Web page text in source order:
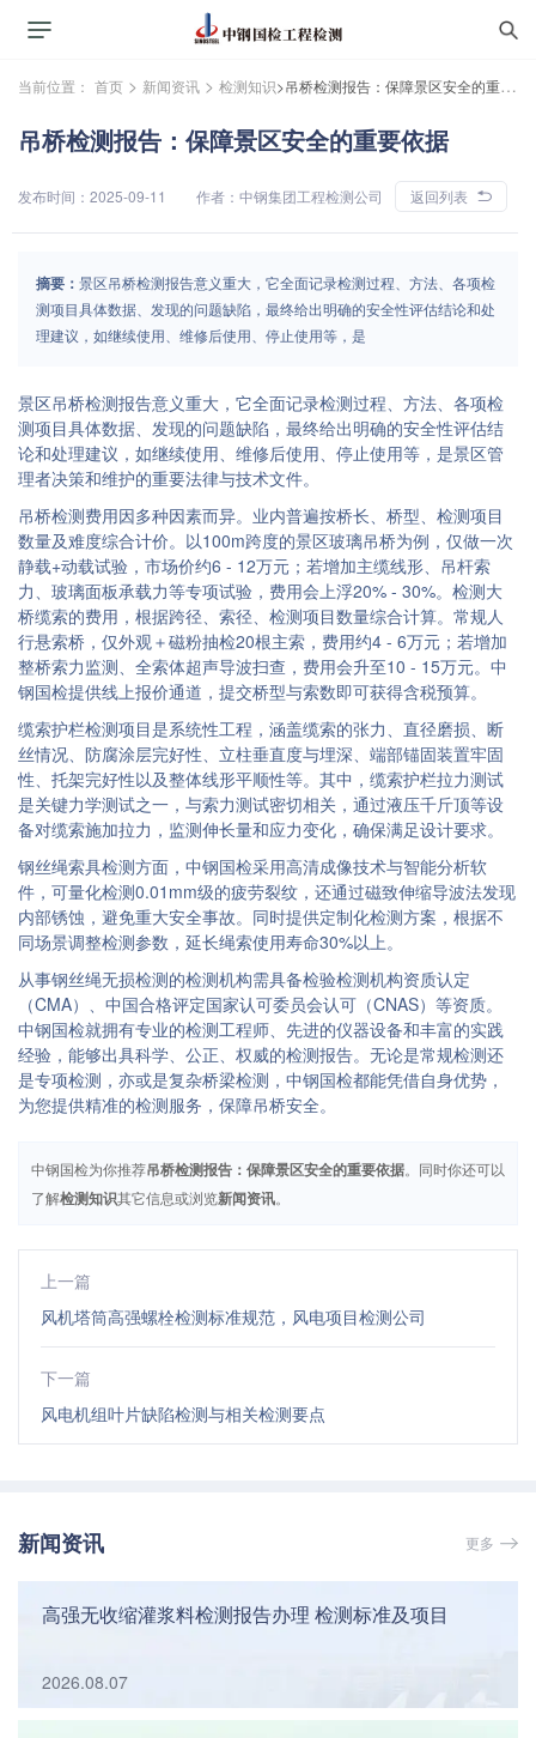
当前位置： 首页 > 新闻资讯 > 检测知识>吊桥检测报告：保障景区安全的重要依据
吊桥检测报告：保障景区安全的重要依据
发布时间：2025-09-11 作者：中钢集团工程检测公司 返回列表
摘要： 景区吊桥检测报告意义重大，它全面记录检测过程、方法、各项检
测项目具体数据、发现的问题缺陷，最终给出明确的安全性评估结论和处
理建议，如继续使用、维修后使用、停止使用等，是
景区吊桥检测报告意义重大，它全面记录检测过程、方法、各项检
测项目具体数据、发现的问题缺陷，最终给出明确的安全性评估结
论和处理建议，如继续使用、维修后使用、停止使用等，是景区管
理者决策和维护的重要法律与技术文件。
吊桥检测费用因多种因素而异。业内普遍按桥长、桥型、检测项目
数量及难度综合计价。以100m跨度的景区玻璃吊桥为例，仅做一次
静载+动载试验，市场价约6 - 12万元；若增加主缆线形、吊杆索
力、玻璃面板承载力等专项试验，费用会上浮20% - 30%。检测大
桥缆索的费用，根据跨径、索径、检测项目数量综合计算。常规人
行悬索桥，仅外观＋磁粉抽检20根主索，费用约4 - 6万元；若增加
整桥索力监测、全索体超声导波扫查，费用会升至10 - 15万元。中
钢国检提供线上报价通道，提交桥型与索数即可获得含税预算。
缆索护栏检测项目是系统性工程，涵盖缆索的张力、直径磨损、断
丝情况、防腐涂层完好性、立柱垂直度与埋深、端部锚固装置牢固
性、托架完好性以及整体线形平顺性等。其中，缆索护栏拉力测试
是关键力学测试之一，与索力测试密切相关，通过液压千斤顶等设
备对缆索施加拉力，监测伸长量和应力变化，确保满足设计要求。
钢丝绳索具检测方面，中钢国检采用高清成像技术与智能分析软
件，可量化检测0.01mm级的疲劳裂纹，还通过磁致伸缩导波法发现
内部锈蚀，避免重大安全事故。同时提供定制化检测方案，根据不
同场景调整检测参数，延长绳索使用寿命30%以上。
从事钢丝绳无损检测的检测机构需具备检验检测机构资质认定
（CMA）、中国合格评定国家认可委员会认可（CNAS）等资质。
中钢国检就拥有专业的检测工程师、先进的仪器设备和丰富的实践
经验，能够出具科学、公正、权威的检测报告。无论是常规检测还
是专项检测，亦或是复杂桥梁检测，中钢国检都能凭借自身优势，
为您提供精准的检测服务，保障吊桥安全。
中钢国检为你推荐吊桥检测报告：保障景区安全的重要依据。同时你还可以
了解检测知识其它信息或浏览新闻资讯。
上一篇
风机塔筒高强螺栓检测标准规范，风电项目检测公司
下一篇
风电机组叶片缺陷检测与相关检测要点
新闻资讯 更多
高强无收缩灌浆料检测报告办理 检测标准及项目
2026.08.07